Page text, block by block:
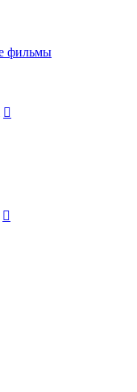
фильмы